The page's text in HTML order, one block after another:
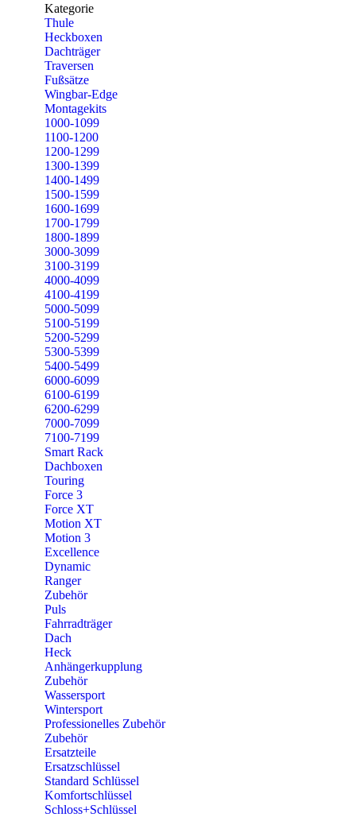
Kategorie
Thule
Heckboxen
Dachträger
Traversen
Fußsätze
Wingbar-Edge
Montagekits
1000-1099
1100-1200
1200-1299
1300-1399
1400-1499
1500-1599
1600-1699
1700-1799
1800-1899
3000-3099
3100-3199
4000-4099
4100-4199
5000-5099
5100-5199
5200-5299
5300-5399
5400-5499
6000-6099
6100-6199
6200-6299
7000-7099
7100-7199
Smart Rack
Dachboxen
Touring
Force 3
Force XT
Motion XT
Motion 3
Excellence
Dynamic
Ranger
Zubehör
Puls
Fahrradträger
Dach
Heck
Anhängerkupplung
Zubehör
Wassersport
Wintersport
Professionelles Zubehör
Zubehör
Ersatzteile
Ersatzschlüssel
Standard Schlüssel
Komfortschlüssel
Schloss+Schlüssel